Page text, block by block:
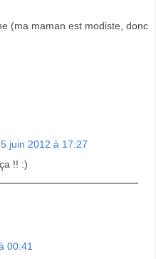
(ma maman est modiste, donc
5 juin 2012 à 17:27
!! :)
00:41